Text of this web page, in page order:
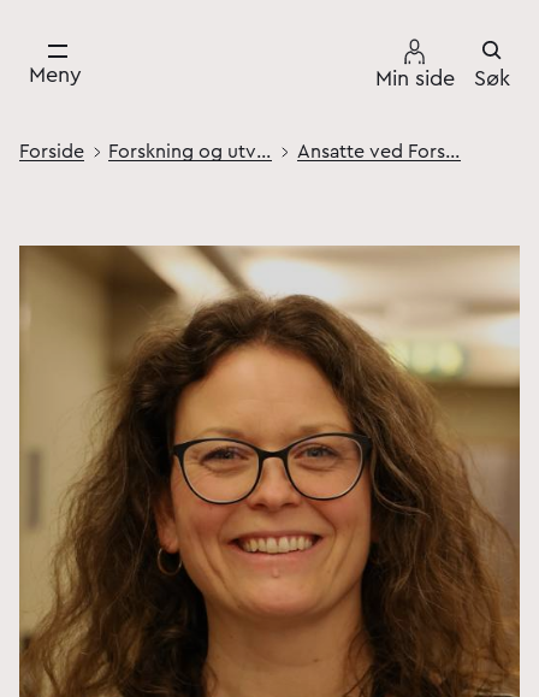
Meny Min side Søk
Forside Forskning og utvikling Ansatte ved Forsvarets høgskole